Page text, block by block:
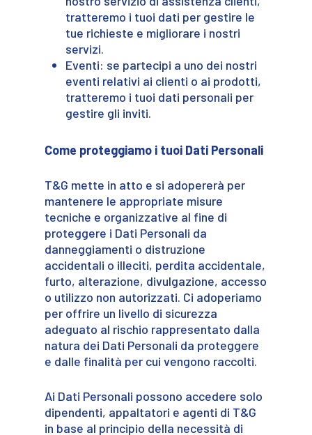
tratteremo i tuoi dati per gestire le
tue richieste e migliorare i nostri
servizi.
Eventi: se partecipi a uno dei nostri
eventi relativi ai clienti o ai prodotti,
tratteremo i tuoi dati personali per
gestire gli inviti.
Come proteggiamo i tuoi Dati Personali
T&G mette in atto e si adopererà per
mantenere le appropriate misure
tecniche e organizzative al fine di
proteggere i Dati Personali da
danneggiamenti o distruzione
accidentali o illeciti, perdita accidentale,
furto, alterazione, divulgazione, accesso
o utilizzo non autorizzati. Ci adoperiamo
per offrire un livello di sicurezza
adeguato al rischio rappresentato dalla
natura dei Dati Personali da proteggere
e dalle finalità per cui vengono raccolti.
Ai Dati Personali possono accedere solo
dipendenti, appaltatori e agenti di T&G
in base al principio della necessità di